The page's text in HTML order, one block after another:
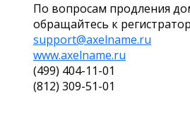
По вопросам продления
обращайтесь к
support@axelname.ru
www.axelname.ru
(499) 404-11-01
(812) 309-51-01